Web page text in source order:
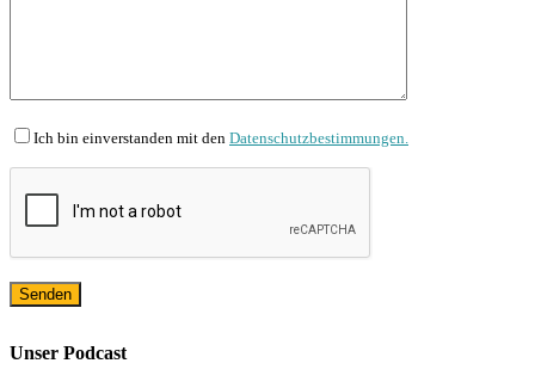
Ich bin einverstanden mit den Datenschutzbestimmungen.
Unser Podcast